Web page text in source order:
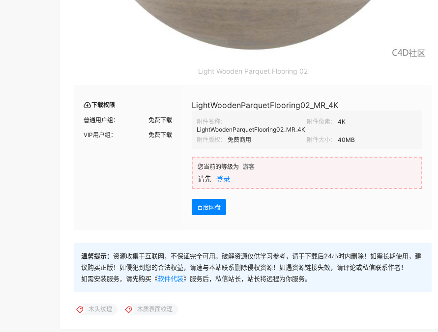
Light Wooden Parquet Flooring 02
下载权限
普通用户组：
免费下载
VIP用户组：
免费下载
LightWoodenParquetFlooring02_MR_4K
附件名称：
LightWoodenParquetFlooring02_MR_4K
附件像素： 4K
附件版权： 免费商用 附件大小： 40MB
您当前的等级为 游客
请先 登录
百度网盘
温馨提示： 资源收集于互联网，不保证完全可用。破解资源仅供学习参考，请于下载后24小时内删除！如需长期使用，建
议购买正版！如侵犯到您的合法权益，请速与本站联系删除侵权资源！如遇资源链接失效，请评论或私信联系作者！
如需安装服务，请先购买《软件代装》服务后，私信站长，站长将远程为你服务。
木头纹理 木质表面纹理